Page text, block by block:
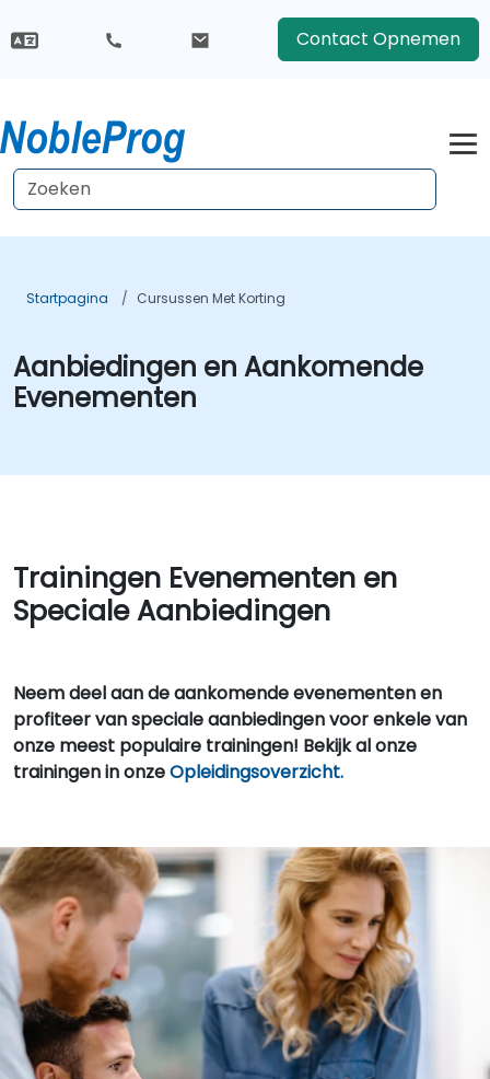
Contact Opnemen
Startpagina Cursussen Met Korting
Aanbiedingen en Aankomende
Evenementen
Trainingen Evenementen en
Speciale Aanbiedingen
Neem deel aan de aankomende evenementen en
profiteer van speciale aanbiedingen voor enkele van
onze meest populaire trainingen! Bekijk al onze
trainingen in onzeOpleidingsoverzicht.